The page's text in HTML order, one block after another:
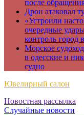
после
Дрон атаковал
«Устроили
очередные
контроль город
Морское
в одесские и
судно
Ювелирный салон
Новостная рассылка
Случайные новости